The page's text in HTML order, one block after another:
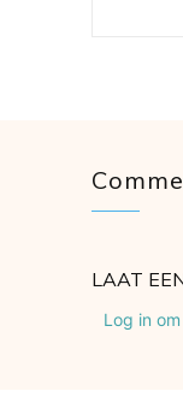
LAAT
Log in